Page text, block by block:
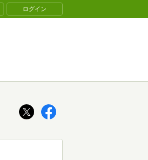
ログイン